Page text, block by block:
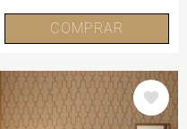
COMPRAR
IMAGE